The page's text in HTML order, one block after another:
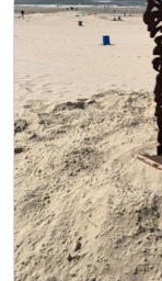
Eerste weekend
leeftijden